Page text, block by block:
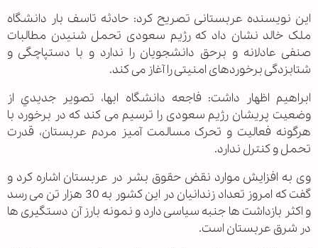
این نویسنده عربستانی تصریح کرد: حادثه تاسف بار دانشگاه
ملک خالد نشان داد که رژیم سعودی تحمل شنیدن مطالبات
صنفی عادلانه و برحق دانشجویان را ندارد و با دستپاچگی و
شتابزدگی برخوردهای امنیتی را آغاز می کند.
ابراهیم اظهار داشت: فاجعه دانشگاه ابها، تصوير جديدي از
وضعيت پریشان رژیم سعودی را ترسیم می کند که در برخورد با
هرگونه فعاليت و تحرک مسالمت آمیز مردم عربستان، قدرت
تحمل و کنترل ندارد.
وی به افزایش موارد نقض حقوق بشر در عربستان اشاره کرد و
گفت که امروز تعداد زندانیان در این کشور به 30 هزار تن می رسد
و اکثر بازداشت ها جنبه سیاسی دارد و نمونه بارز آن دستگیری ها
در شرق عربستان است.